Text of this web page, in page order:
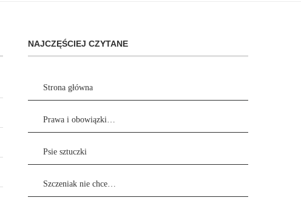
NAJCZĘŚCIEJ CZYTANE
Strona główna
Prawa i obowiązki…
Psie sztuczki
Szczeniak nie chce…